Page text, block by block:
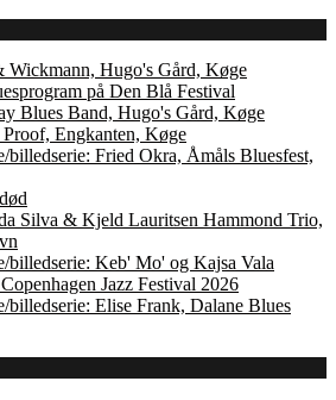
Wickmann, Hugo's Gård, Køge
på Den Blå Festival
Blues Band, Hugo's Gård, Køge
Engkanten, Køge
billedserie: Fried Okra, Åmåls Bluesfest,
Silva & Kjeld Lauritsen Hammond Trio,
billedserie: Keb' Mo' og Kajsa Vala
Jazz Festival 2026
billedserie: Elise Frank, Dalane Blues